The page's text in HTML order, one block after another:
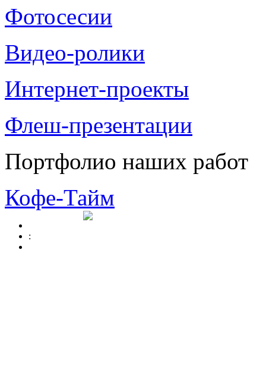
Фотосесии
Видео-ролики
Интернет-проекты
Флеш-презентации
Портфолио наших работ
Кофе-Тайм
: